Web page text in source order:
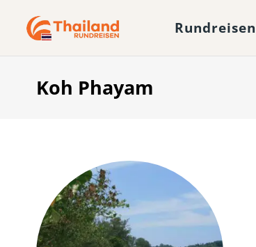
Rundreisen
Koh Phayam